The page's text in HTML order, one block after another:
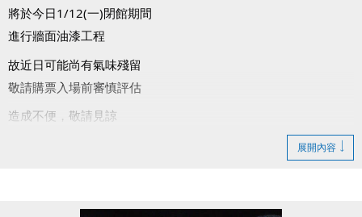
將於今日1/12(一)閉館期間
進行牆面油漆工程
故近日可能尚有氣味殘留
敬請購票入場前審慎評估
造成不便，敬請見諒
展開內容